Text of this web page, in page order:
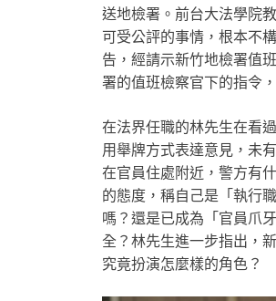
送地檢署。前台大法學院
可受公評的事情，根本不
告，經請示新竹地檢署值
署的值班檢察官下的指令
在法界任職的林先生在看
用舉牌方式表達意見，未
在官員住處附近，警方有
的態度，稱自己是「執行
嗎？還是已成為「官員爪
全？林先生進一步指出，
究竟扮演怎麼樣的角色？